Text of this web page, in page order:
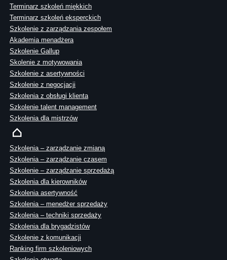
Terminarz szkoleń miękkich
Terminarz szkoleń eksperckich
Szkolenie z zarządzania zespołem
Akademia menadżera
Szkolenie Gallup
Skolenie z motywowania
Szkolenie z asertywności
Szkolenie z negocjacji
Szkolenia z obsługi klienta
Szkolenie talent management
Szkolenia dla mistrzów
Szkolenia – zarządzanie zmianą
Szkolenia – zarządzanie czasem
Szkolenie – zarządzanie sprzedażą
Szkolenia dla kierowników
Szkolenia asertywność
Szkolenia – menedżer sprzedaży
Szkolenia – techniki sprzedaży
Szkolenia dla brygadzistów
Szkolenie z komunikacji
Ranking firm szkoleniowych